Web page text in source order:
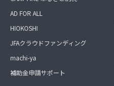
AD FOR ALL
HIOKOSHI
JFAクラウドファンディング
machi-ya
補助金申請サポート